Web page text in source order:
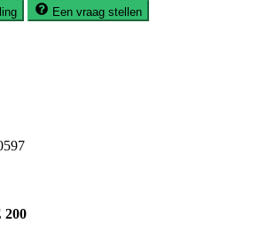
Een vraag stellen
200